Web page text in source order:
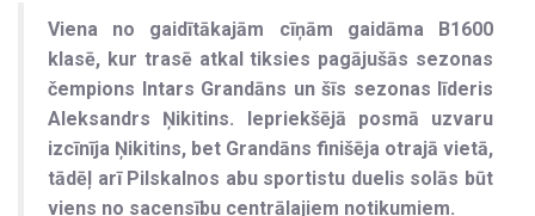
Viena no gaidītākajām cīņām gaidāma B1600
klasē, kur trasē atkal tiksies pagājušās sezonas
čempions Intars Grandāns un šīs sezonas līderis
Aleksandrs Ņikitins. Iepriekšējā posmā uzvaru
izcīnīja Ņikitins, bet Grandāns finišēja otrajā vietā,
tādēļ arī Pilskalnos abu sportistu duelis solās būt
viens no sacensību centrālajiem notikumiem.